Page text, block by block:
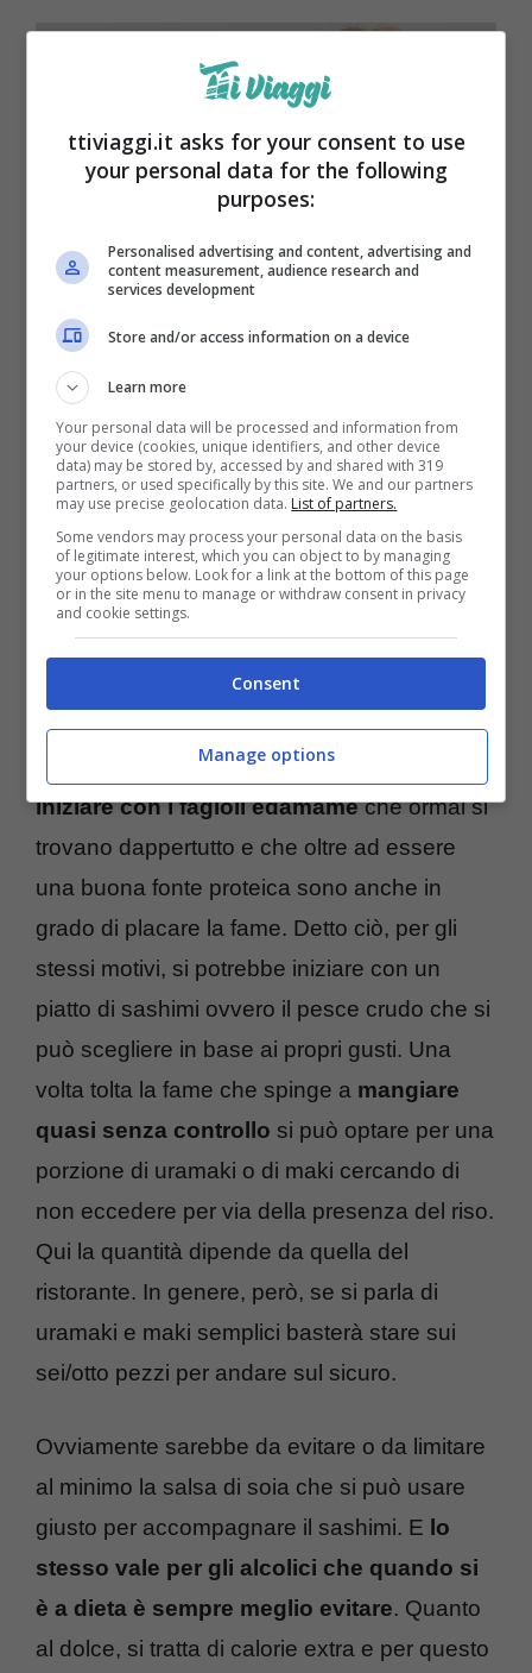
come mangiare il sushi quando si è a dieta (ttiviaggi.it)
Vediamo cosa scegliere in un menu al
ristorante o da asporto.Il consiglio è di
iniziare con i fagioli edamameche ormai si
trovano dappertutto e che oltre ad essere
una buona fonte proteica sono anche in
grado di placare la fame. Detto ciò, per gli
stessi motivi, si potrebbe iniziare con un
piatto di sashimi ovvero il pesce crudo che si
può scegliere in base ai propri gusti. Una
volta tolta la fame che spinge a mangiare
quasi senza controllo si può optare per una
porzione di uramaki o di maki cercando di
non eccedere per via della presenza del riso.
Qui la quantità dipende da quella del
ristorante. In genere, però, se si parla di
uramaki e maki semplici basterà stare sui
sei/otto pezzi per andare sul sicuro.
Ovviamente sarebbe da evitare o da limitare
al minimo la salsa di soia che si può usare
giusto per accompagnare il sashimi. E lo
stesso vale per gli alcolici che quando si
è a dieta è sempre meglio evitare. Quanto
al dolce, si tratta di calorie extra e per questo
ttiviaggi.it asks for your consent to use
your personal data for the following
purposes:
Personalised advertising and content, advertising and
content measurement, audience research and
services development
Store and/or access information on a device
Learn more
Your personal data will be processed and information from
your device (cookies, unique identifiers, and other device
data) may be stored by, accessed by and shared with 319
partners, or used specifically by this site. We and our partners
may use precise geolocation data. List of partners.
Some vendors may process your personal data on the basis
of legitimate interest, which you can object to by managing
your options below. Look for a link at the bottom of this page
or in the site menu to manage or withdraw consent in privacy
and cookie settings.
Consent
Manage options